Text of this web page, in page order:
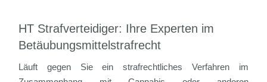
HT Strafverteidiger: Ihre Experten im
Betäubungsmittelstrafrecht
Läuft gegen Sie ein strafrechtliches Verfahren im